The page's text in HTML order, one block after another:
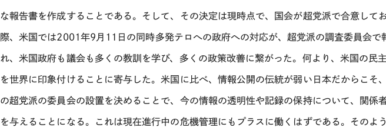
な報告書を作成することである。そして、その決定は現時点で、国会が超党派で合意して
際、米国では2001年9月11日の同時多発テロへの政府への対応が、超党派の調査委員会で
れ、米国政府も議会も多くの教訓を学び、多くの政策改善に繋がった。何より、米国の民
を世界に印象付けることに寄与した。米国に比べ、情報公開の伝統が弱い日本だからこそ
の超党派の委員会の設置を決めることで、今の情報の透明性や記録の保持について、関係
を与えることになる。これは現在進行中の危機管理にもプラスに働くはずである。そのよ